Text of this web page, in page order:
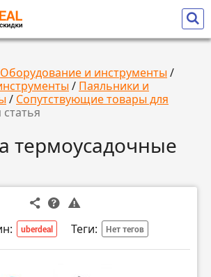
Оборудование и инструменты /
/ Паяльники и
/ Сопутствующие товары для
термоусадочные
uberdeal Теги: Нет тегов